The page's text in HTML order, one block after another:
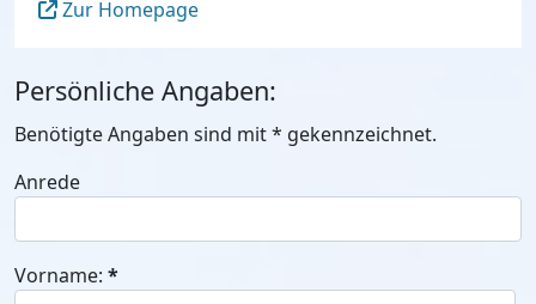
Persönliche Angaben:
Benötigte Angaben sind mit* gekennzeichnet.
Anrede
Vorname: *
Zur Homepage